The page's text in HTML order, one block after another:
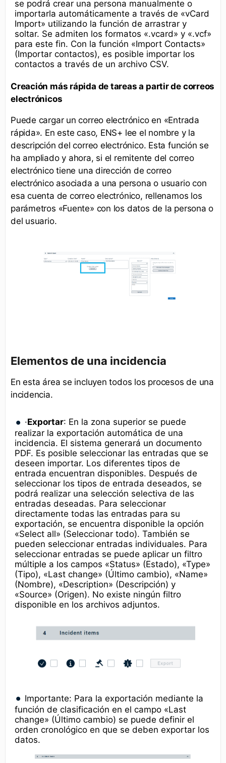
se podrá crear una persona manualmente o
importarla automáticamente a través de «vCard
Import» utilizando la función de arrastrar y
soltar. Se admiten los formatos «.vcard» y «.vcf»
para este fin. Con la función «Import Contacts»
(Importar contactos), es posible importar los
contactos a través de un archivo CSV.
Creación más rápida de tareas a partir de correos
electrónicos
Puede cargar un correo electrónico en «Entrada
rápida». En este caso, ENS+ lee el nombre y la
descripción del correo electrónico. Esta función se
ha ampliado y ahora, si el remitente del correo
electrónico tiene una dirección de correo
electrónico asociada a una persona o usuario con
esa cuenta de correo electrónico, rellenamos los
parámetros «Fuente» con los datos de la persona o
del usuario.
Elementos de una incidencia
En esta área se incluyen todos los procesos de una
incidencia.
·Exportar: En la zona superior se puede
realizar la exportación automática de una
incidencia. El sistema generará un documento
PDF. Es posible seleccionar las entradas que se
deseen importar. Los diferentes tipos de
entrada encuentran disponibles. Después de
seleccionar los tipos de entrada deseados, se
podrá realizar una selección selectiva de las
entradas deseadas. Para seleccionar
directamente todas las entradas para su
exportación, se encuentra disponible la opción
«Select all» (Seleccionar todo). También se
pueden seleccionar entradas individuales. Para
seleccionar entradas se puede aplicar un filtro
múltiple a los campos «Status» (Estado), «Type»
(Tipo), «Last change» (Último cambio), «Name»
(Nombre), «Description» (Descripción) y
«Source» (Origen). No existe ningún filtro
disponible en los archivos adjuntos.
Importante: Para la exportación mediante la
función de clasificación en el campo «Last
change» (Último cambio) se puede definir el
orden cronológico en que se deben exportar los
datos.